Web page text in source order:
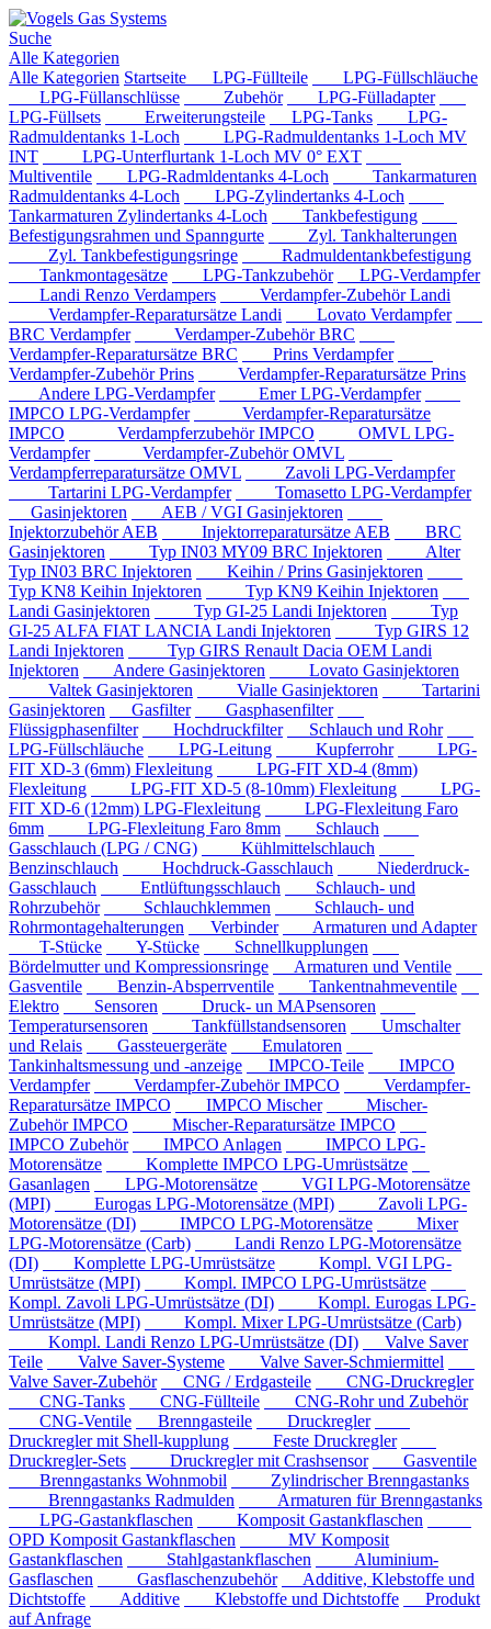
Suche
Alle Kategorien
Alle Kategorien Startseite LPG-Füllteile
LPG-Füllschläuche
LPG-Füllanschlüsse
Zubehör
LPG-Fülladapter
LPG-Füllsets
Erweiterungsteile LPG-Tanks
LPG-
Radmuldentanks 1-Loch
LPG-Radmuldentanks 1-Loch MV
INT
LPG-Unterflurtank 1-Loch MV 0° EXT
Multiventile
LPG-Radmldentanks 4-Loch
Tankarmaturen
Radmuldentanks 4-Loch
LPG-Zylindertanks 4-Loch
Tankarmaturen Zylindertanks 4-Loch
Tankbefestigung
Befestigungsrahmen und Spanngurte
Zyl. Tankhalterungen
Zyl. Tankbefestigungsringe
Radmuldentankbefestigung
Tankmontagesätze
LPG-Tankzubehör
LPG-Verdampfer
Landi Renzo Verdampers
Verdampfer-Zubehör Landi
Verdampfer-Reparatursätze Landi
Lovato Verdampfer
BRC Verdampfer
Verdamper-Zubehör BRC
Verdampfer-Reparatursätze BRC
Prins Verdampfer
Verdampfer-Zubehör Prins
Verdampfer-Reparatursätze Prins
Andere LPG-Verdampfer
Emer LPG-Verdampfer
IMPCO LPG-Verdampfer
Verdampfer-Reparatursätze
IMPCO
Verdampferzubehör IMPCO
OMVL LPG-
Verdampfer
Verdampfer-Zubehör OMVL
Verdampferreparatursätze OMVL
Zavoli LPG-Verdampfer
Tartarini LPG-Verdampfer
Tomasetto LPG-Verdampfer
Gasinjektoren
AEB / VGI Gasinjektoren
Injektorzubehör AEB
Injektorreparatursätze AEB
BRC
Gasinjektoren
Typ IN03 MY09 BRC Injektoren
Alter
Typ IN03 BRC Injektoren
Keihin / Prins Gasinjektoren
Typ KN8 Keihin Injektoren
Typ KN9 Keihin Injektoren
Landi Gasinjektoren
Typ GI-25 Landi Injektoren
Typ
GI-25 ALFA FIAT LANCIA Landi Injektoren
Typ GIRS 12
Landi Injektoren
Typ GIRS Renault Dacia OEM Landi
Injektoren
Andere Gasinjektoren
Lovato Gasinjektoren
Valtek Gasinjektoren
Vialle Gasinjektoren
Tartarini
Gasinjektoren
Gasfilter
Gasphasenfilter
Flüssigphasenfilter
Hochdruckfilter
Schlauch und Rohr
LPG-Füllschläuche
LPG-Leitung Kupferrohr
LPG-
FIT XD-3 (6mm) Flexleitung
LPG-FIT XD-4 (8mm)
Flexleitung
LPG-FIT XD-5 (8-10mm) Flexleitung
LPG-
FIT XD-6 (12mm) LPG-Flexleitung
LPG-Flexleitung Faro
6mm
LPG-Flexleitung Faro 8mm
Schlauch
Gasschlauch (LPG / CNG)
Kühlmittelschlauch
Benzinschlauch
Hochdruck-Gasschlauch
Niederdruck-
Gasschlauch
Entlüftungsschlauch
Schlauch- und
Rohrzubehör
Schlauchklemmen
Schlauch- und
Rohrmontagehalterungen
Verbinder
Armaturen und Adapter
T-Stücke
Y-Stücke
Schnellkupplungen
Bördelmutter und Kompressionsringe
Armaturen und Ventile
Gasventile
Benzin-Absperrventile
Tankentnahmeventile
Elektro
Sensoren
Druck- un MAPsensoren
Temperatursensoren
Tankfüllstandsensoren
Umschalter
und Relais
Gassteuergeräte
Emulatoren
Tankinhaltsmessung und -anzeige
IMPCO-Teile
IMPCO
Verdampfer
Verdampfer-Zubehör IMPCO
Verdampfer-
Reparatursätze IMPCO
IMPCO Mischer
Mischer-
Zubehör IMPCO
Mischer-Reparatursätze IMPCO
IMPCO Zubehör
IMPCO Anlagen
IMPCO LPG-
Motorensätze
Komplette IMPCO LPG-Umrüstsätze
Gasanlagen
LPG-Motorensätze
VGI LPG-Motorensätze
(MPI)
Eurogas LPG-Motorensätze (MPI)
Zavoli LPG-
Motorensätze (DI)
IMPCO LPG-Motorensätze
Mixer
LPG-Motorensätze (Carb)
Landi Renzo LPG-Motorensätze
(DI)
Komplette LPG-Umrüstsätze
Kompl. VGI LPG-
Umrüstsätze (MPI)
Kompl. IMPCO LPG-Umrüstsätze
Kompl. Zavoli LPG-Umrüstsätze (DI)
Kompl. Eurogas LPG-
Umrüstsätze (MPI)
Kompl. Mixer LPG-Umrüstsätze (Carb)
Kompl. Landi Renzo LPG-Umrüstsätze (DI)
Valve Saver
Teile
Valve Saver-Systeme
Valve Saver-Schmiermittel
Valve Saver-Zubehör
CNG / Erdgasteile
CNG-Druckregler
CNG-Tanks
CNG-Füllteile
CNG-Rohr und Zubehör
CNG-Ventile
Brenngasteile
Druckregler
Druckregler mit Shell-kupplung
Feste Druckregler
Druckregler-Sets
Druckregler mit Crashsensor
Gasventile
Brenngastanks Wohnmobil
Zylindrischer Brenngastanks
Brenngastanks Radmulden
Armaturen für Brenngastanks
LPG-Gastankflaschen
Komposit Gastankflaschen
OPD Komposit Gastankflaschen
MV Komposit
Gastankflaschen
Stahlgastankflaschen
Aluminium-
Gasflaschen
Gasflaschenzubehör
Additive, Klebstoffe und
Dichtstoffe
Additive Klebstoffe und Dichtstoffe
Produkt
auf Anfrage